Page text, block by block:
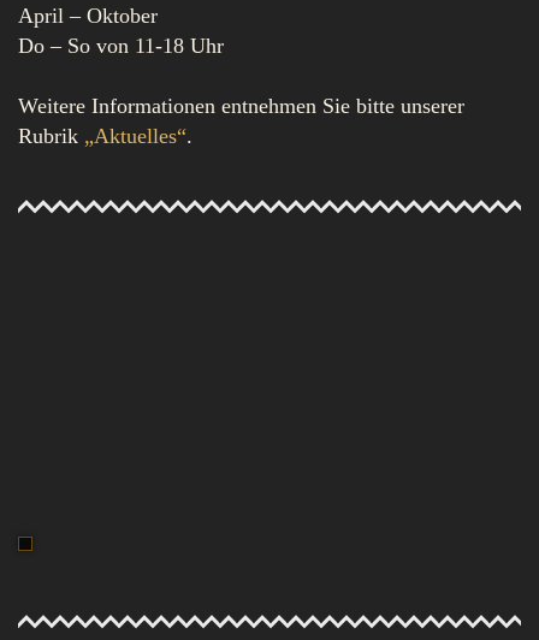
April – Oktober
Do – So von 11-18 Uhr
Weitere Informationen entnehmen Sie bitte unserer
Rubrik „Aktuelles“.